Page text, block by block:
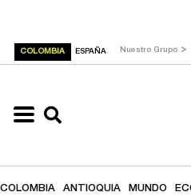
COLOMBIA ESPAÑA Nuestro Grupo >
COLOMBIA ANTIOQUIA MUNDO